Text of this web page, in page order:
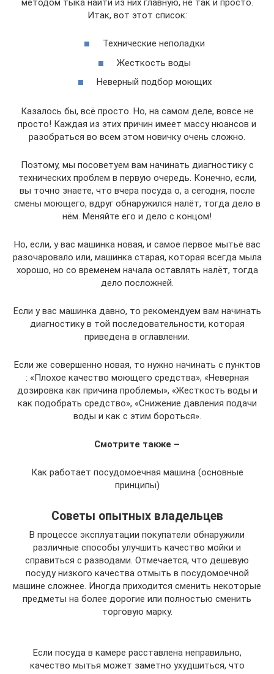
Итак, вот этот список:
Технические неполадки
Жесткость воды
Неверный подбор моющих
Казалось бы, всё просто. Но, на самом деле, вовсе не
просто! Каждая из этих причин имеет массу нюансов и
разобраться во всем этом новичку очень сложно.
Поэтому, мы посоветуем вам начинать диагностику с
технических проблем в первую очередь. Конечно, если,
вы точно знаете, что вчера посуда о, а сегодня, после
смены моющего, вдруг обнаружился налёт, тогда дело в
нём. Меняйте его и дело с концом!
Но, если, у вас машинка новая, и самое первое мытьё вас
разочаровало или, машинка старая, которая всегда мыла
хорошо, но со временем начала оставлять налёт, тогда
дело посложней.
Если у вас машинка давно, то рекомендуем вам начинать
диагностику в той последовательности, которая
приведена в оглавлении.
Если же совершенно новая, то нужно начинать с пунктов
: «Плохое качество моющего средства», «Неверная
дозировка как причина проблемы», «Жесткость воды и
как подобрать средство», «Снижение давления подачи
воды и как с этим бороться».
Смотрите также –
Как работает посудомоечная машина (основные
принципы)
Советы опытных владельцев
В процессе эксплуатации покупатели обнаружили
различные способы улучшить качество мойки и
справиться с разводами. Отмечается, что дешевую
посуду низкого качества отмыть в посудомоечной
машине сложнее. Иногда приходится сменить некоторые
предметы на более дорогие или полностью сменить
торговую марку.
Если посуда в камере расставлена неправильно,
качество мытья может заметно ухудшиться, что